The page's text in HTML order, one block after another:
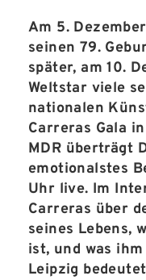
Am 5.
seinen 79.
später, am 10.
Weltstar viele
nationalen
Carreras Gala
MDR überträgt
emotionalstes
Uhr live. Im
Carreras über
seines Lebens,
ist, und was
Leipzig